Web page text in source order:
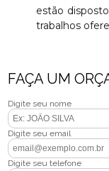
estão
trabalhos
FAÇA UM
Digite seu nome
Digite seu email
Digite seu telefone